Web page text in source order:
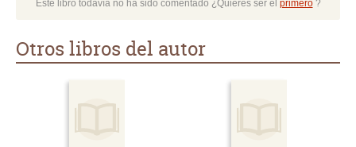
Este libro todavía no ha sido comentado ¿Quieres ser el primero?
Otros libros del autor